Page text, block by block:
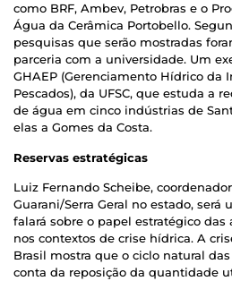
como BRF, Ambev, Petrobras e o
Água da Cerâmica Portobello.
pesquisas que serão mostradas
parceria com a universidade. Um
GHAEP (Gerenciamento Hídrico da
Pescados), da UFSC, que estuda a
de água em cinco indústrias de
elas a Gomes da Costa.
Reservas estratégicas
Luiz Fernando Scheibe,
Guarani/Serra Geral no estado, será
falará sobre o papel estratégico das
nos contextos de crise hídrica. A
Brasil mostra que o ciclo natural
conta da reposição da quantidade